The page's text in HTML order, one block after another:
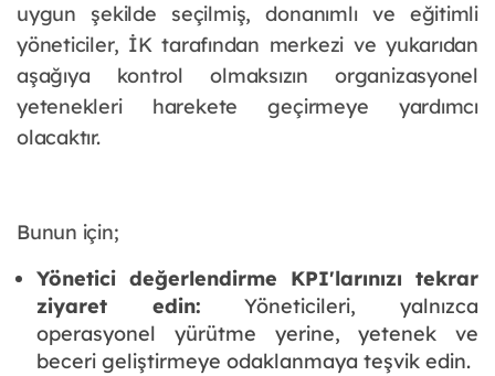
uygun şekilde seçilmiş, donanımlı ve eğitimli
yöneticiler, İK tarafından merkezi ve yukarıdan
aşağıya kontrol olmaksızın organizasyonel
yetenekleri harekete geçirmeye yardımcı
olacaktır.
Bunun için;
Yönetici değerlendirme KPI'larınızı tekrar
ziyaret edin: Yöneticileri, yalnızca
operasyonel yürütme yerine, yetenek ve
beceri geliştirmeye odaklanmaya teşvik edin.